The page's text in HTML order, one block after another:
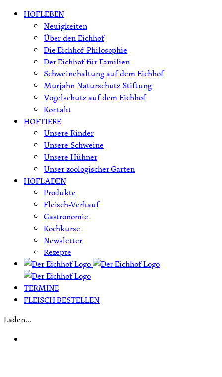
Skip HOFLEBEN
Neuigkeiten
Über den Eichhof
Die Eichhof-Philosophie
Der Eichhof für Familien
Schweinehaltung auf dem Eichhof
Murjahn Naturschutz Stiftung
Vogelschutz auf dem Eichhof
Kontakt
HOFTIERE
Unsere Rinder
Unsere Schweine
Unsere Hühner
Unser zoologischer Garten
HOFLADEN
Produkte
Fleisch-Verkauf
Gastronomie
Kochkurse
Newsletter
Rezepte
TERMINE
FLEISCH BESTELLEN
Laden...